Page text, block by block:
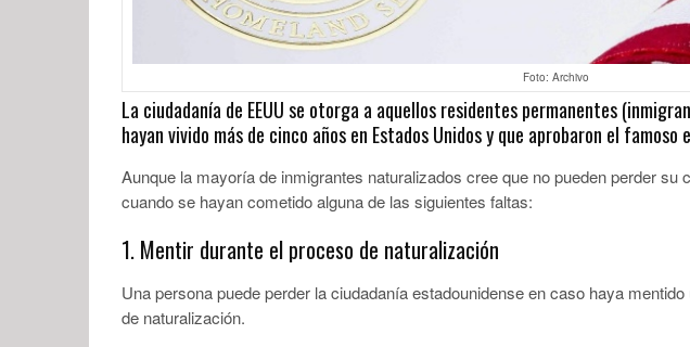
Foto: Archivo
La ciudadanía de EEUU se otorga a aquellos residentes permanentes
hayan vivido más de cinco años en Estados Unidos y que aprobaron el
Aunque la mayoría de inmigrantes naturalizados cree que no pueden perder
cuando se hayan cometido alguna de las siguientes faltas:
1. Mentir durante el proceso de naturalización
Una persona puede perder la ciudadanía estadounidense en caso haya
de naturalización.